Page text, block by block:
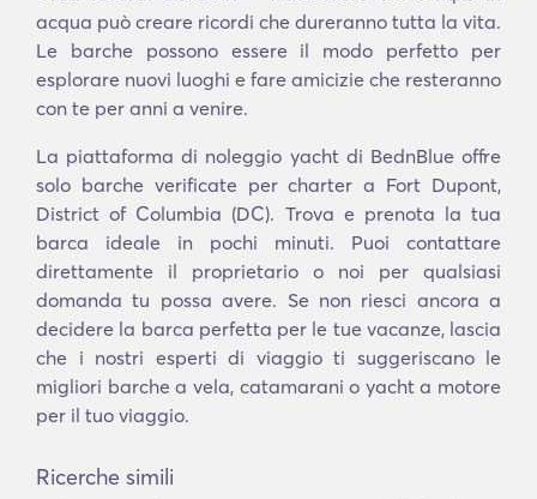
acqua può creare ricordi che dureranno tutta la vita.
Le barche possono essere il modo perfetto per
esplorare nuovi luoghi e fare amicizie che resteranno
con te per anni a venire.
La piattaforma di noleggio yacht di BednBlue offre
solo barche verificate per charter a Fort Dupont,
District of Columbia (DC). Trova e prenota la tua
barca ideale in pochi minuti. Puoi contattare
direttamente il proprietario o noi per qualsiasi
domanda tu possa avere. Se non riesci ancora a
decidere la barca perfetta per le tue vacanze, lascia
che i nostri esperti di viaggio ti suggeriscano le
migliori barche a vela, catamarani o yacht a motore
per il tuo viaggio.
Ricerche simili